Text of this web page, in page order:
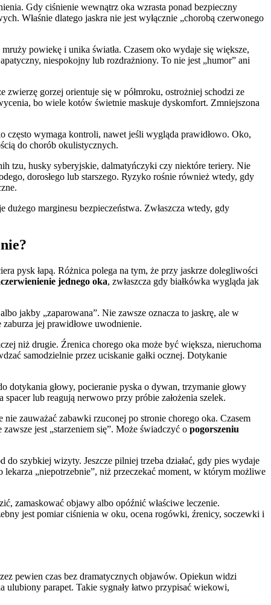
Gdy ciśnienie wewnątrz oka wzrasta ponad bezpieczny
Właśnie dlatego jaskra nie jest wyłącznie „chorobą czerwonego
powiekę i unika światła. Czasem oko wydaje się większe,
niespokojny lub rozdrażniony. To nie jest „humor” ani
zwierzę gorzej orientuje się w półmroku, ostrożniej schodzi ze
bo wiele kotów świetnie maskuje dyskomfort. Zmniejszona
często wymaga kontroli, nawet jeśli wygląda prawidłowo. Oko,
do chorób okulistycznych.
tzu, husky syberyjskie, dalmatyńczyki czy niektóre teriery. Nie
dorosłego lub starszego. Ryzyko rośnie również wtedy, gdy
marginesu bezpieczeństwa. Zwłaszcza wtedy, gdy
pysk łapą. Różnica polega na tym, że przy jaskrze dolegliwości
jednego oka, zwłaszcza gdy białkówka wygląda jak
jakby „zaparowana”. Nie zawsze oznacza to jaskrę, ale w
jej prawidłowe uwodnienie.
niż drugie. Źrenica chorego oka może być większa, nieruchoma
samodzielnie przez uciskanie gałki ocznej. Dotykanie
dotykania głowy, pocieranie pyska o dywan, trzymanie głowy
lub reagują nerwowo przy próbie założenia szelek.
zauważać zabawki rzuconej po stronie chorego oka. Czasem
jest „starzeniem się”. Może świadczyć o pogorszeniu
szybkiej wizyty. Jeszcze pilniej trzeba działać, gdy pies wydaje
„niepotrzebnie”, niż przeczekać moment, w którym możliwe
zamaskować objawy albo opóźnić właściwe leczenie.
jest pomiar ciśnienia w oku, ocena rogówki, źrenicy, soczewki i
pewien czas bez dramatycznych objawów. Opiekun widzi
ulubiony parapet. Takie sygnały łatwo przypisać wiekowi,